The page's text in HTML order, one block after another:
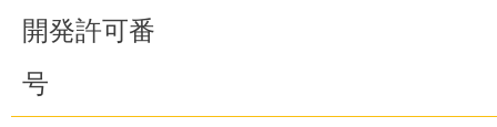
開発許可番
号